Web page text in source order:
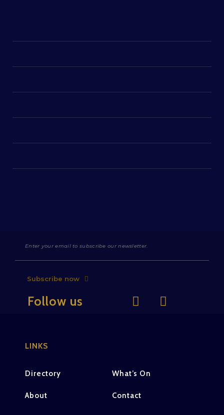
Subscribe now
Follow us
LINKS
Directory What’s On
About Contact